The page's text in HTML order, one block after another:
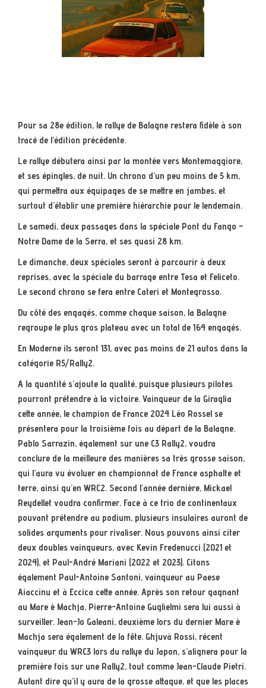
Pour sa 28e édition, le rallye de Balagne restera fidèle à son
tracé de l’édition précédente.
Le rallye débutera ainsi par la montée vers Montemaggiore,
et ses épingles, de nuit. Un chrono d’un peu moins de 5 km,
qui permettra aux équipages de se mettre en jambes, et
surtout d’établir une première hiérarchie pour le lendemain.
Le samedi, deux passages dans la spéciale Pont du Fango –
Notre Dame de la Serra, et ses quasi 28 km.
Le dimanche, deux spéciales seront à parcourir à deux
reprises, avec la spéciale du barrage entre Tesa et Feliceto.
Le second chrono se fera entre Cateri et Montegrosso.
Du côté des engagés, comme chaque saison, la Balagne
regroupe le plus gros plateau avec un total de 164 engagés.
En Moderne ils seront 131, avec pas moins de 21 autos dans la
catégorie R5/Rally2.
A la quantité s’ajoute la qualité, puisque plusieurs pilotes
pourront prétendre à la victoire. Vainqueur de la Giraglia
cette année, le champion de France 2024 Léo Rossel se
présentera pour la troisième fois au départ de la Balagne.
Pablo Sarrazin, également sur une C3 Rally2, voudra
conclure de la meilleure des manières sa très grosse saison,
qui l’aura vu évoluer en championnat de France asphalte et
terre, ainsi qu’en WRC2. Second l’année dernière, Mickael
Reydellet voudra confirmer. Face à ce trio de continentaux
pouvant prétendre au podium, plusieurs insulaires auront de
solides arguments pour rivaliser. Nous pouvons ainsi citer
deux doubles vainqueurs, avec Kevin Fredenucci (2021 et
2024), et Paul-André Mariani (2022 et 2023). Citons
également Paul-Antoine Santoni, vainqueur au Paese
Aiaccinu et à Eccica cette année. Après son retour gagnant
au Mare è Machja, Pierre-Antoine Guglielmi sera lui aussi à
surveiller. Jean-Jo Galeani, deuxième lors du dernier Mare è
Machja sera également de la fête. Ghjuvà Rossi, récent
vainqueur du WRC3 lors du rallye du Japon, s’alignera pour la
première fois sur une Rally2, tout comme Jean-Claude Pietri.
Autant dire qu’il y aura de la grosse attaque, et que les places